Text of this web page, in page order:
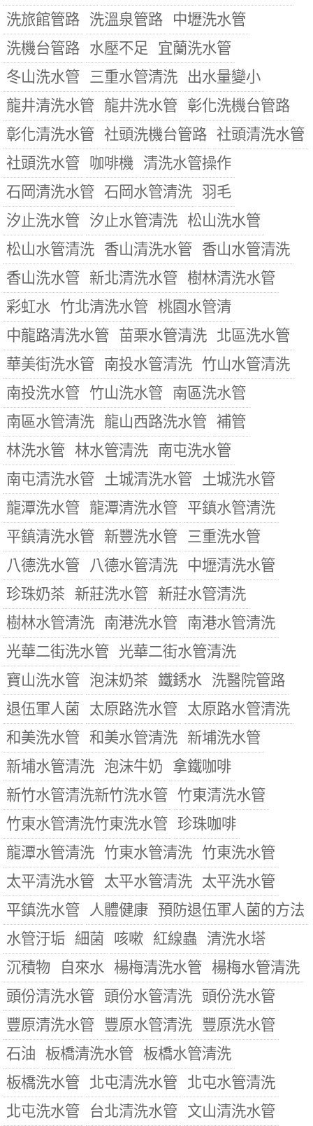
洗旅館管路 洗溫泉管路
中壢洗水管
洗機台管路
水壓不足
宜蘭洗水管
冬山洗水管
三重水管清洗
出水量變小
龍井清洗水管
龍井洗水管
彰化洗機台管路
彰化清洗水管
社頭洗機台管路 社頭清洗水管
社頭洗水管
咖啡機
清洗水管操作
石岡清洗水管
石岡水管清洗
羽毛
汐止洗水管
汐止水管清洗 松山洗水管
松山水管清洗
香山清洗水管
香山水管清洗
香山洗水管
新北清洗水管
樹林清洗水管
彩虹水
竹北清洗水管
桃園水管清
中龍路清洗水管
苗栗水管清洗
北區洗水管
華美街洗水管
南投水管清洗
竹山水管清洗
南投洗水管
竹山洗水管
南區洗水管
南區水管清洗
龍山西路洗水管
補管
林洗水管
林水管清洗
南屯洗水管
南屯清洗水管
土城清洗水管
土城洗水管
龍潭洗水管
龍潭清洗水管
平鎮水管清洗
平鎮清洗水管
新豐洗水管
三重洗水管
八德洗水管
八德水管清洗
中壢清洗水管
珍珠奶茶
新莊洗水管
新莊水管清洗
樹林水管清洗
南港洗水管
南港水管清洗
光華二街洗水管
光華二街水管清洗
寶山洗水管
泡沫奶茶 鐵銹水
洗醫院管路
退伍軍人菌
太原路洗水管
太原路水管清洗
和美洗水管
和美水管清洗
新埔洗水管
新埔水管清洗
泡沫牛奶
拿鐵咖啡
新竹水管清洗新竹洗水管
竹東清洗水管
竹東水管清洗竹東洗水管
珍珠咖啡
龍潭水管清洗
竹東水管清洗
竹東洗水管
太平清洗水管
太平水管清洗
太平洗水管
平鎮洗水管
人體健康 預防退伍軍人菌的方法
水管汙垢
細菌 咳嗽 紅線蟲
清洗水塔
沉積物
自來水 楊梅清洗水管
楊梅水管清洗
頭份清洗水管
頭份水管清洗
頭份洗水管
豐原清洗水管
豐原水管清洗
豐原洗水管
石油
板橋清洗水管
板橋水管清洗
板橋洗水管
北屯清洗水管
北屯水管清洗
北屯洗水管
台北清洗水管
文山清洗水管